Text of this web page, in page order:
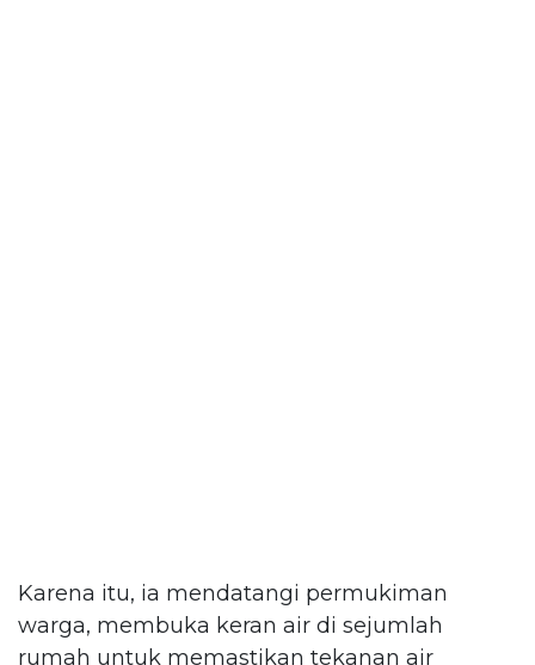
Karena itu, ia mendatangi permukiman
warga, membuka keran air di sejumlah
rumah untuk memastikan tekanan air